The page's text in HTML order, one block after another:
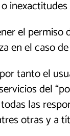
el
en el caso
tanto el
del
las
otras y a